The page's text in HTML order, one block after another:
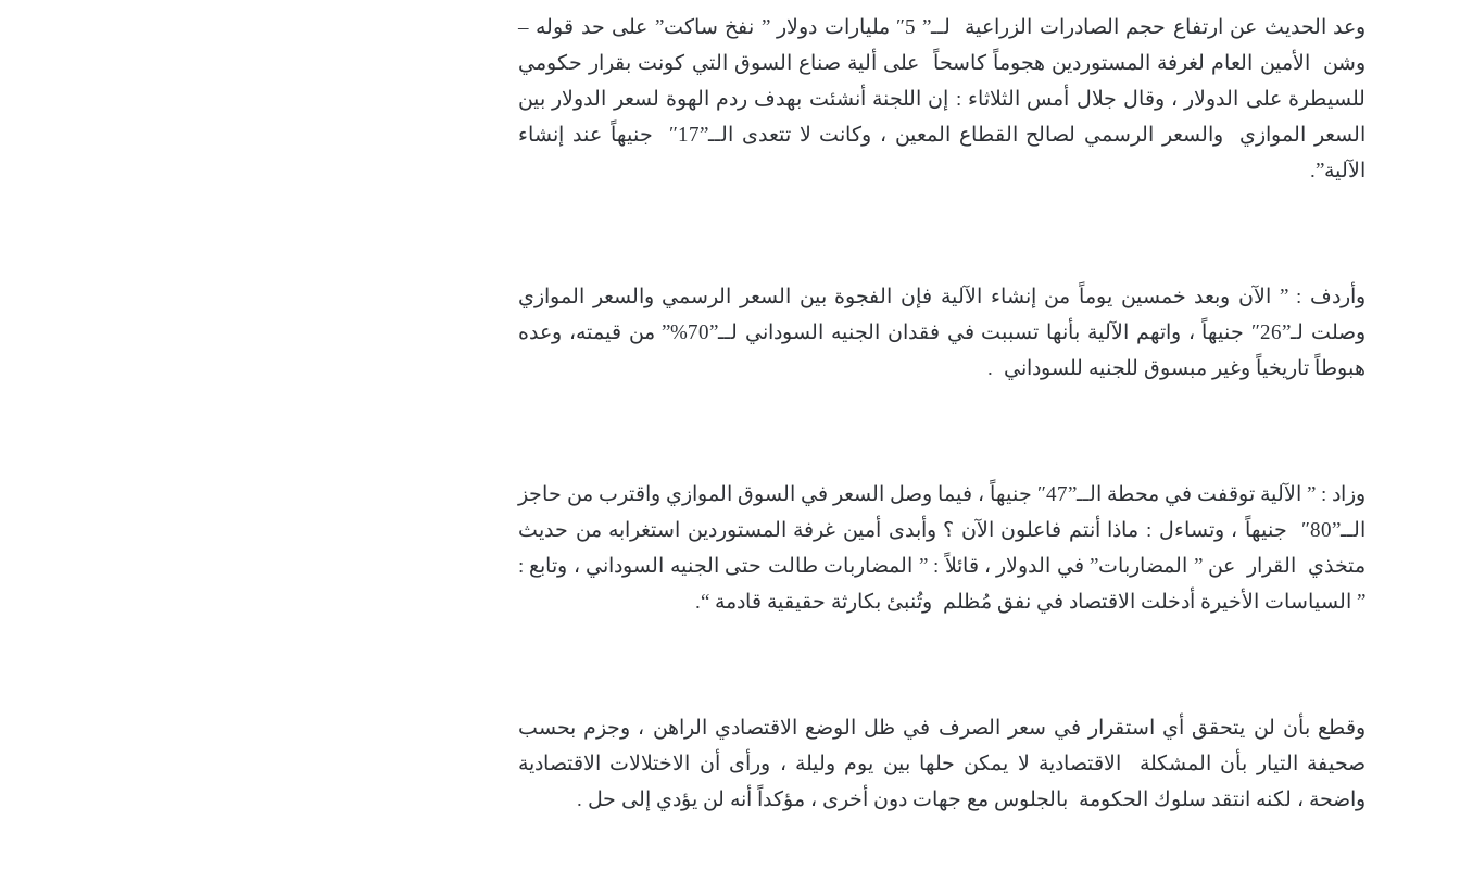
وعد الحديث عن ارتفاع حجم الصادرات الزراعية لــ” 5″ مليارات دولار ” نفخ ساكت” على حد قوله –
وشن الأمين العام لغرفة المستوردين هجوماً كاسحاً على ألية صناع السوق التي كونت بقرار حكومي
للسيطرة على الدولار ، وقال جلال أمس الثلاثاء : إن اللجنة أنشئت بهدف ردم الهوة لسعر الدولار بين
السعر الموازي والسعر الرسمي لصالح القطاع المعين ، وكانت لا تتعدى الــ”17″ جنيهاً عند إنشاء
الآلية”.
وأردف : ” الآن وبعد خمسين يوماً من إنشاء الآلية فإن الفجوة بين السعر الرسمي والسعر الموازي
وصلت لـ”26″ جنيهاً ، واتهم الآلية بأنها تسببت في فقدان الجنيه السوداني لــ”70%” من قيمته، وعده
هبوطاً تاريخياً وغير مبسوق للجنيه للسوداني .
وزاد : ” الآلية توقفت في محطة الــ”47″ جنيهاً ، فيما وصل السعر في السوق الموازي واقترب من حاجز
الــ”80″ جنيهاً ، وتساءل : ماذا أنتم فاعلون الآن ؟ وأبدى أمين غرفة المستوردين استغرابه من حديث
متخذي القرار عن ” المضاربات” في الدولار ، قائلاً : ” المضاربات طالت حتى الجنيه السوداني ، وتابع :
” السياسات الأخيرة أدخلت الاقتصاد في نفق مُظلم وتُنبئ بكارثة حقيقية قادمة “.
وقطع بأن لن يتحقق أي استقرار في سعر الصرف في ظل الوضع الاقتصادي الراهن ، وجزم بحسب
صحيفة التيار بأن المشكلة الاقتصادية لا يمكن حلها بين يوم وليلة ، ورأى أن الاختلالات الاقتصادية
واضحة ، لكنه انتقد سلوك الحكومة بالجلوس مع جهات دون أخرى ، مؤكداً أنه لن يؤدي إلى حل .